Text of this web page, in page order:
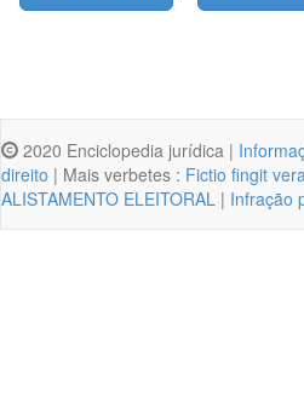
2020 Enciclopedia jurídica |
direito | Mais verbetes : Fictio fingit
ALISTAMENTO ELEITORAL | Infração